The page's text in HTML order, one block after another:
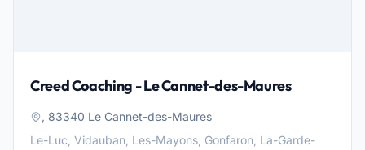
Creed Coaching - Le Cannet-des-Maures
, 83340 Le Cannet-des-Maures
Le-Luc, Vidauban, Les-Mayons, Gonfaron, La-Garde-